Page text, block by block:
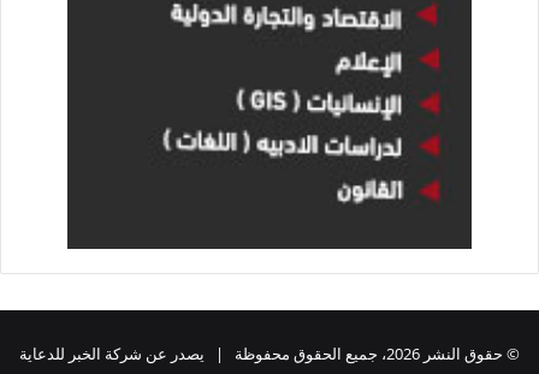
© حقوق النشر 2026، جميع الحقوق محفوظة | يصدر عن شركة الخبر للدعاية